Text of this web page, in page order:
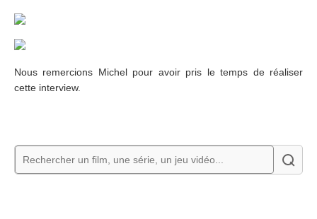
Nous remercions Michel pour avoir pris le temps de réaliser
cette interview.